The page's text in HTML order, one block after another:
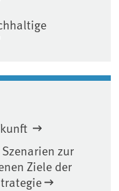
zur
Ziele der